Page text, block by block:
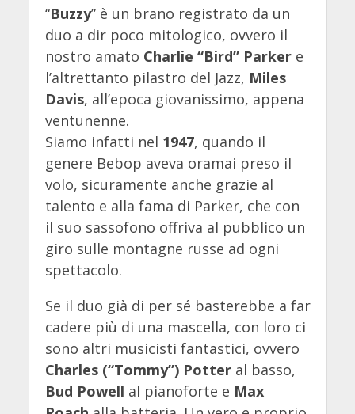
“Buzzy” è un brano registrato da un
duo a dir poco mitologico, ovvero il
nostro amato Charlie “Bird” Parkere
l’altrettanto pilastro del Jazz, Miles
Davis, all’epoca giovanissimo, appena
ventunenne.
Siamo infatti nel 1947, quando il
genere Bebop aveva oramai preso il
volo, sicuramente anche grazie al
talento e alla fama di Parker, che con
il suo sassofono offriva al pubblico un
giro sulle montagne russe ad ogni
spettacolo.
Se il duo già di per sé basterebbe a far
cadere più di una mascella, con loro ci
sono altri musicisti fantastici, ovvero
Charles (“Tommy”) Potteral basso,
Bud Powell al pianoforte e Max